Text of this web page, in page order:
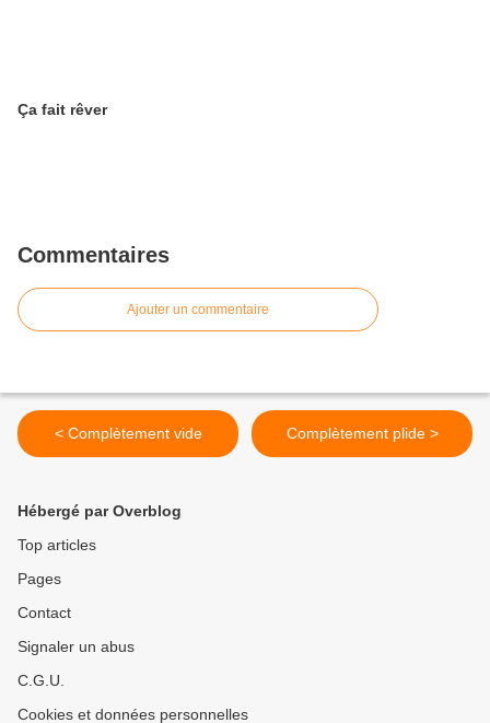
Ça fait rêver
Commentaires
Ajouter un commentaire
< Complètement vide Complètement plide >
Hébergé par Overblog
Top articles
Pages
Contact
Signaler un abus
C.G.U.
Cookies et données personnelles